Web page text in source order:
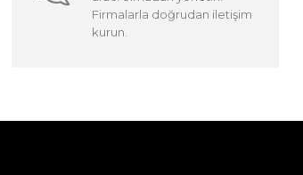
Firmalarla doğrudan iletişim
kurun.